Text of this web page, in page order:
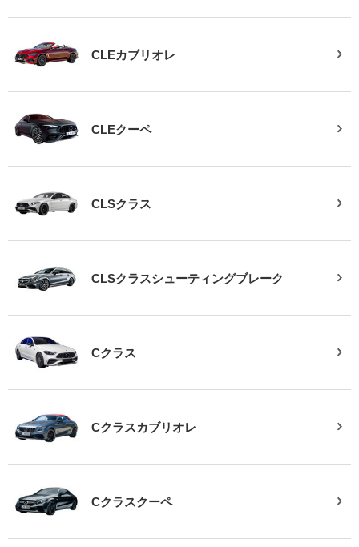
CLEカブリオレ
CLEクーペ
CLSクラス
CLSクラスシューティングブレーク
Cクラス
Cクラスカブリオレ
Cクラスクーペ